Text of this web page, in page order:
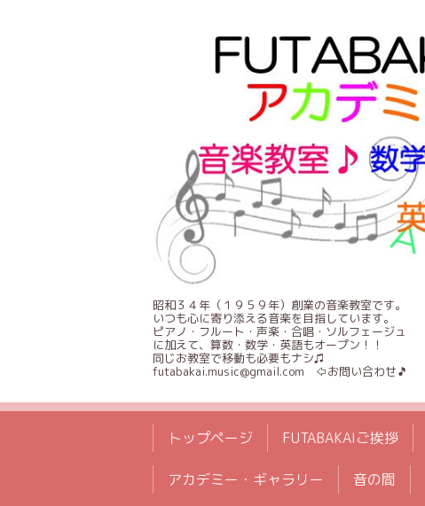
昭和３４年（１９５９年）創業の音楽教室です。
いつも心に寄り添える音楽を目指しています。
ピアノ・フルート・声楽・合唱・ソルフェージュ
に加えて、算数・数学・英語もオープン！！
同じお教室で移動も必要もナシ♫
futabakai.music@gmail.com ⇦お問い合わせ🎵
トップページ FUTABAKAIご挨拶
アカデミー・ギャラリー 音の間